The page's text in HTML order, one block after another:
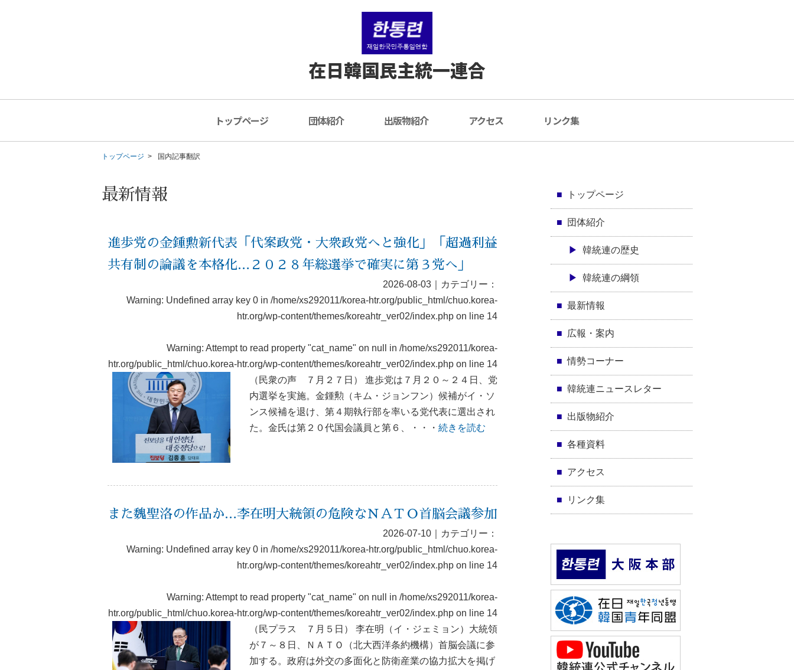
在日韓国民主統一連合
トップページ 団体紹介 出版物紹介 アクセス リンク集
トップページ 国内記事翻訳
最新情報
進歩党の金鍾勲新代表「代案政党・大衆政党へと強化」「超過利益
共有制の論議を本格化…２０２８年総選挙で確実に第３党へ」
2026-08-03｜カテゴリー：
Warning: Undefined array key 0 in /home/xs292011/korea-htr.org/public_html/chuo.korea-
htr.org/wp-content/themes/koreahtr_ver02/index.php on line 14
Warning: Attempt to read property "cat_name" on null in /home/xs292011/korea-
htr.org/public_html/chuo.korea-htr.org/wp-content/themes/koreahtr_ver02/index.php on line 14
（民衆の声 ７月２７日） 進歩党は７月２０～２４日、党
内選挙を実施。金鍾勲（キム・ジョンフン）候補がイ・ソ
ンス候補を退け、第４期執行部を率いる党代表に選出され
た。金氏は第２０代国会議員と第６、・・・ 続きを読む
また魏聖洛の作品か…李在明大統領の危険なＮＡＴＯ首脳会議参加
2026-07-10｜カテゴリー：
Warning: Undefined array key 0 in /home/xs292011/korea-htr.org/public_html/chuo.korea-
htr.org/wp-content/themes/koreahtr_ver02/index.php on line 14
Warning: Attempt to read property "cat_name" on null in /home/xs292011/korea-
htr.org/public_html/chuo.korea-htr.org/wp-content/themes/koreahtr_ver02/index.php on line 14
（民プラス ７月５日） 李在明（イ・ジェミョン）大統領
が７～８日、ＮＡＴＯ（北大西洋条約機構）首脳会議に参
加する。政府は外交の多面化と防衛産業の協力拡大を掲げ
トップページ
団体紹介
韓統連の歴史
韓統連の綱領
最新情報
広報・案内
情勢コーナー
韓統連ニュースレター
出版物紹介
各種資料
アクセス
リンク集